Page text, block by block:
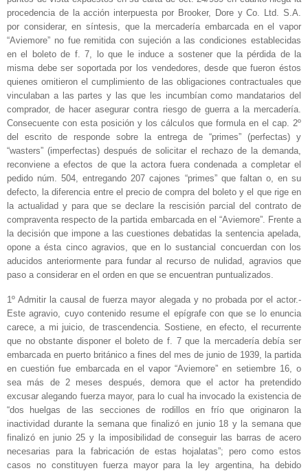
procedencia de la acción interpuesta por Brooker, Dore y Co. Ltd. S.A.
por considerar, en síntesis, que la mercadería embarcada en el vapor
“Aviemore” no fue remitida con sujeción a las condiciones establecidas
en el boleto de f. 7, lo que le induce a sostener que la pérdida de la
misma debe ser soportada por los vendedores, desde que fueron éstos
quienes omitieron el cumplimiento de las obligaciones contractuales que
vinculaban a las partes y las que les incumbían como mandatarios del
comprador, de hacer asegurar contra riesgo de guerra a la mercadería.
Consecuente con esta posición y los cálculos que formula en el cap. 2º
del escrito de responde sobre la entrega de “primes” (perfectas) y
“wasters” (imperfectas) después de solicitar el rechazo de la demanda,
reconviene a efectos de que la actora fuera condenada a completar el
pedido núm. 504, entregando 207 cajones “primes” que faltan o, en su
defecto, la diferencia entre el precio de compra del boleto y el que rige en
la actualidad y para que se declare la rescisión parcial del contrato de
compraventa respecto de la partida embarcada en el “Aviemore”. Frente a
la decisión que impone a las cuestiones debatidas la sentencia apelada,
opone a ésta cinco agravios, que en lo sustancial concuerdan con los
aducidos anteriormente para fundar al recurso de nulidad, agravios que
paso a considerar en el orden en que se encuentran puntualizados.
1º Admitir la causal de fuerza mayor alegada y no probada por el actor.-
Este agravio, cuyo contenido resume el epígrafe con que se lo enuncia
carece, a mi juicio, de trascendencia. Sostiene, en efecto, el recurrente
que no obstante disponer el boleto de f. 7 que la mercadería debía ser
embarcada en puerto británico a fines del mes de junio de 1939, la partida
en cuestión fue embarcada en el vapor “Aviemore” en setiembre 16, o
sea más de 2 meses después, demora que el actor ha pretendido
excusar alegando fuerza mayor, para lo cual ha invocado la existencia de
“dos huelgas de las secciones de rodillos en frío que originaron la
inactividad durante la semana que finalizó en junio 18 y la semana que
finalizó en junio 25 y la imposibilidad de conseguir las barras de acero
necesarias para la fabricación de estas hojalatas”; pero como estos
casos no constituyen fuerza mayor para la ley argentina, ha debido